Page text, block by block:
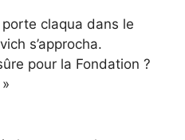
claqua dans le
s’approcha.
pour la Fondation ?